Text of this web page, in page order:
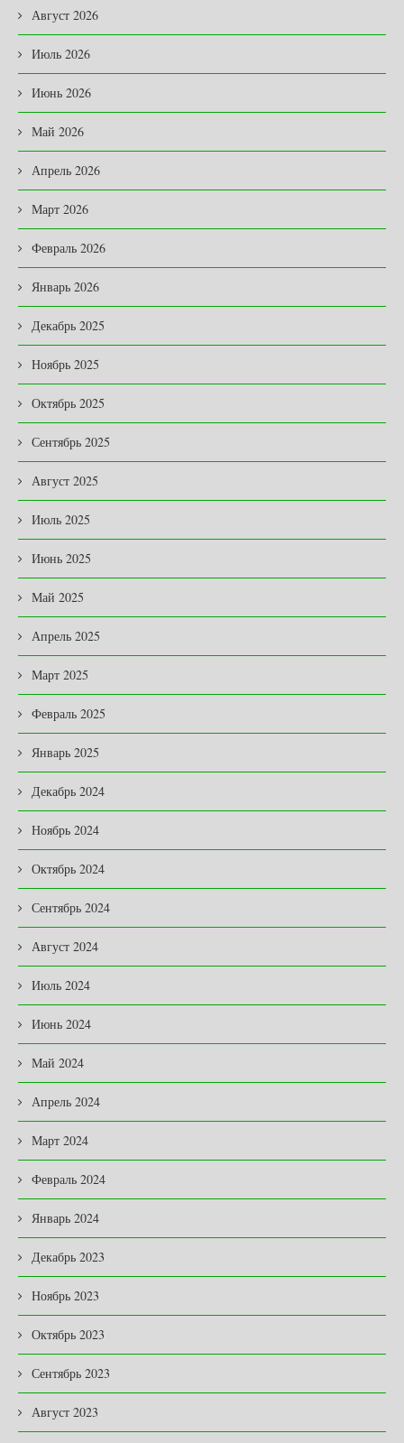
Август 2026
Июль 2026
Июнь 2026
Май 2026
Апрель 2026
Март 2026
Февраль 2026
Январь 2026
Декабрь 2025
Ноябрь 2025
Октябрь 2025
Сентябрь 2025
Август 2025
Июль 2025
Июнь 2025
Май 2025
Апрель 2025
Март 2025
Февраль 2025
Январь 2025
Декабрь 2024
Ноябрь 2024
Октябрь 2024
Сентябрь 2024
Август 2024
Июль 2024
Июнь 2024
Май 2024
Апрель 2024
Март 2024
Февраль 2024
Январь 2024
Декабрь 2023
Ноябрь 2023
Октябрь 2023
Сентябрь 2023
Август 2023